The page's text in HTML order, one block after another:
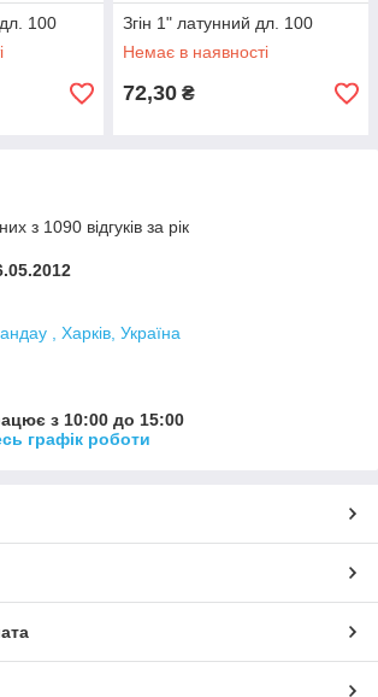
100
Згін 1" латунний дл. 100
Немає в наявності
72,30 ₴
з 1090 відгуків за рік
, Харків, Україна
з 10:00 до 15:00
графік роботи